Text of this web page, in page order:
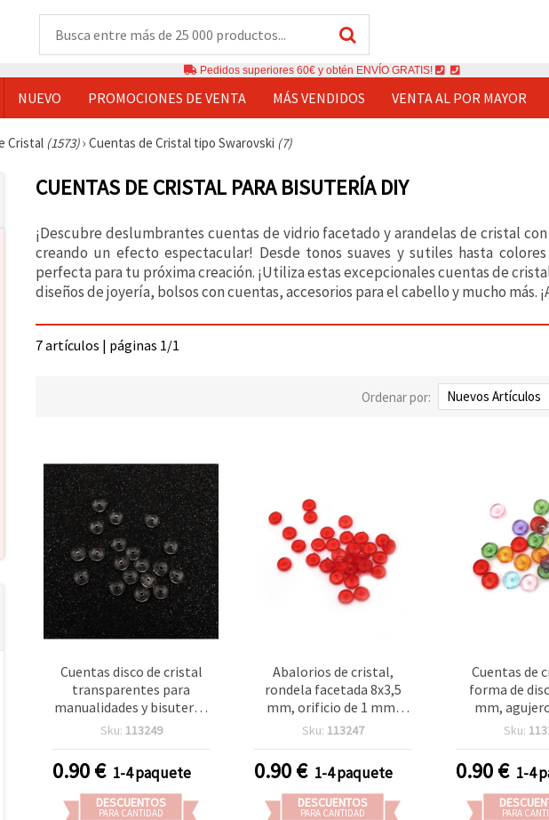
Pedidos superiores 60€ y obtén ENVÍO GRATIS!
NUEVO PROMOCIONES DE VENTA MÁS VENDIDOS VENTA AL POR MAYOR
Cristal (1573)› Cuentas de Cristal tipo Swarovski (7)
CUENTAS DE CRISTAL PARA BISUTERÍA DIY
¡Descubre deslumbrantes cuentas de vidrio facetado y arandelas de cristal
creando un efecto espectacular! Desde tonos suaves y sutiles hasta
perfecta para tu próxima creación. ¡Utiliza estas excepcionales cuentas de
diseños de joyería, bolsos con cuentas, accesorios para el cabello y mucho
7 artículos | páginas 1/1
Ordenar por:
Cuentas disco de cristal
transparentes para
manualidades y bisutería,
8 x 3,5 mm, agujero 1 mm,
Sku: 113249
0.90€ 1-4 paquete
DESCUENTOS
PARA CANTIDAD
Abalorios de cristal,
rondela facetada 8x3,5
mm, orificio de 1 mm,
rojo - 20 g ~ 160 piezas
Sku: 113247
0.90€ 1-4 paquete
DESCUENTOS
PARA CANTIDAD
Cuentas de
forma de
mm,
mezcla de
Sku:
0.90€ 1-4
PARA